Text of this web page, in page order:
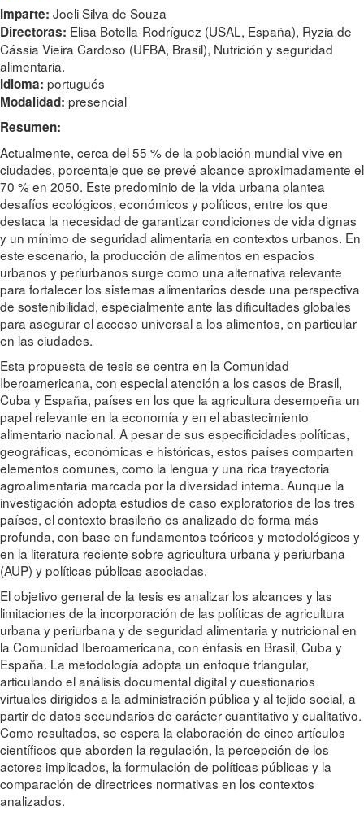
Imparte: Joeli Silva de Souza
Directoras: Elisa Botella-Rodríguez (USAL, España), Ryzia de
Cássia Vieira Cardoso (UFBA, Brasil), Nutrición y seguridad
alimentaria.
Idioma: portugués
Modalidad: presencial
Resumen:
Actualmente, cerca del 55 % de la población mundial vive en
ciudades, porcentaje que se prevé alcance aproximadamente el
70 % en 2050. Este predominio de la vida urbana plantea
desafíos ecológicos, económicos y políticos, entre los que
destaca la necesidad de garantizar condiciones de vida dignas
y un mínimo de seguridad alimentaria en contextos urbanos. En
este escenario, la producción de alimentos en espacios
urbanos y periurbanos surge como una alternativa relevante
para fortalecer los sistemas alimentarios desde una perspectiva
de sostenibilidad, especialmente ante las dificultades globales
para asegurar el acceso universal a los alimentos, en particular
en las ciudades.
Esta propuesta de tesis se centra en la Comunidad
Iberoamericana, con especial atención a los casos de Brasil,
Cuba y España, países en los que la agricultura desempeña un
papel relevante en la economía y en el abastecimiento
alimentario nacional. A pesar de sus especificidades políticas,
geográficas, económicas e históricas, estos países comparten
elementos comunes, como la lengua y una rica trayectoria
agroalimentaria marcada por la diversidad interna. Aunque la
investigación adopta estudios de caso exploratorios de los tres
países, el contexto brasileño es analizado de forma más
profunda, con base en fundamentos teóricos y metodológicos y
en la literatura reciente sobre agricultura urbana y periurbana
(AUP) y políticas públicas asociadas.
El objetivo general de la tesis es analizar los alcances y las
limitaciones de la incorporación de las políticas de agricultura
urbana y periurbana y de seguridad alimentaria y nutricional en
la Comunidad Iberoamericana, con énfasis en Brasil, Cuba y
España. La metodología adopta un enfoque triangular,
articulando el análisis documental digital y cuestionarios
virtuales dirigidos a la administración pública y al tejido social, a
partir de datos secundarios de carácter cuantitativo y cualitativo.
Como resultados, se espera la elaboración de cinco artículos
científicos que aborden la regulación, la percepción de los
actores implicados, la formulación de políticas públicas y la
comparación de directrices normativas en los contextos
analizados.